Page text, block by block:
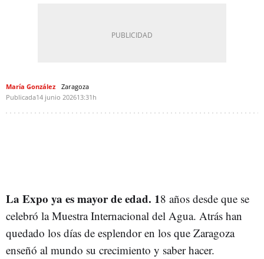
María González
Zaragoza
Publicada14 junio 202613:31h
La Expo ya es mayor de edad. 18 años desde que se
celebró la Muestra Internacional del Agua. Atrás han
quedado los días de esplendor en los que Zaragoza
enseñó al mundo su crecimiento y saber hacer.